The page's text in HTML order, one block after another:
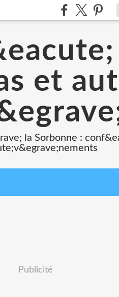
et
la Sorbonne :
Publicité